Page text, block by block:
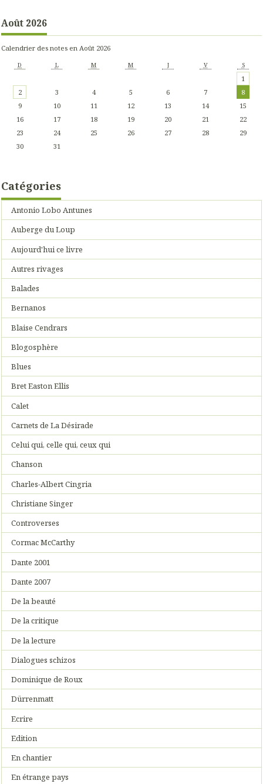
Août 2026
Calendrier des notes en Août 2026
D L M M J V S
1
2
3 4 5 6 7
8
9
10 11 12 13 14
15
16
17 18 19 20 21
22
23
24 25 26 27 28
29
30
31
Catégories
Antonio Lobo Antunes
Auberge du Loup
Aujourd'hui ce livre
Autres rivages
Balades
Bernanos
Blaise Cendrars
Blogosphère
Blues
Bret Easton Ellis
Calet
Carnets de La Désirade
Celui qui, celle qui, ceux qui
Chanson
Charles-Albert Cingria
Christiane Singer
Controverses
Cormac McCarthy
Dante 2001
Dante 2007
De la beauté
De la critique
De la lecture
Dialogues schizos
Dominique de Roux
Dürrenmatt
Ecrire
Edition
En chantier
En étrange pays